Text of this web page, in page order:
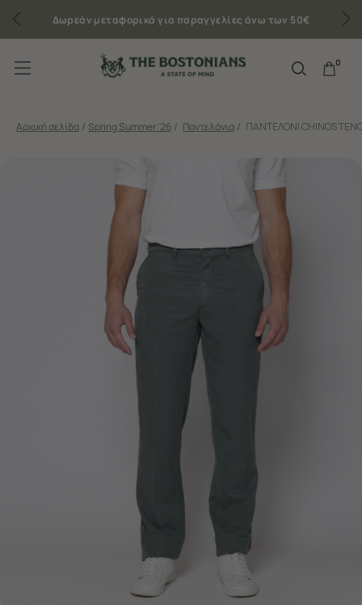
Δωρεάν μεταφορικά για παραγγελίες άνω των 50€
0
Αρχική σελίδα / Spring Summer '26 / Παντελόνια / ΠΑΝΤΕΛΟΝΙ CHINOS